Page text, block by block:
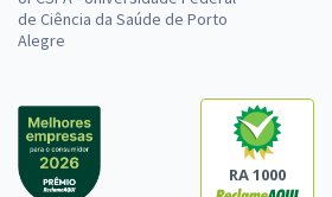
de Ciência da Saúde de Porto
Alegre
RA 1000